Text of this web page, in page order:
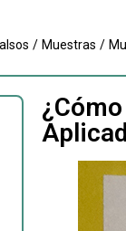
/ Muestras /